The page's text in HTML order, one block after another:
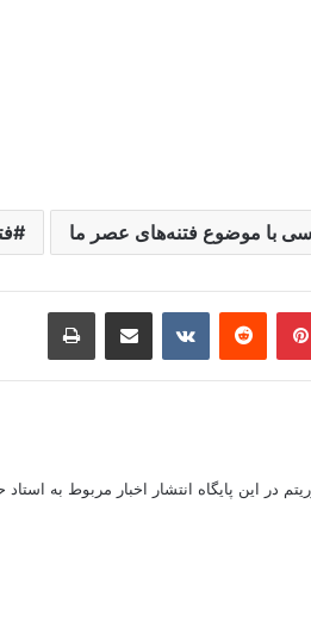
با موضوع فتنه‌های عصر ما
‫پین‌ترست‫رددیت ‫VKontakteاشتراک گذاری از طریق ایمیل چاپ
در این پایگاه انتشار اخبار مربوط به